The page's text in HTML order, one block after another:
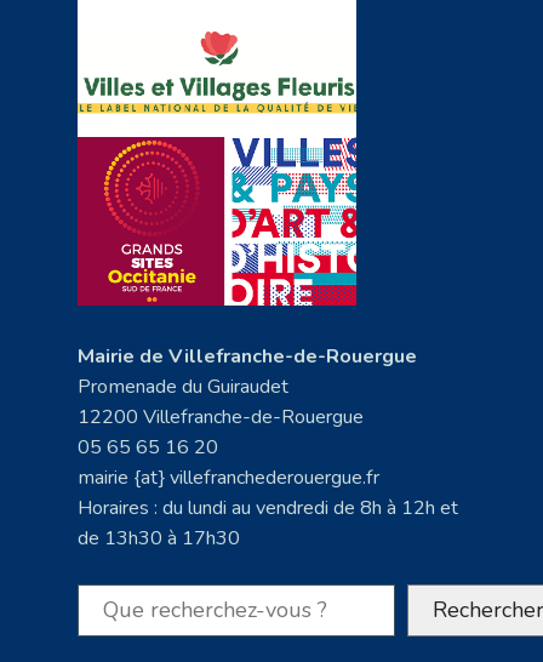
Mairie de Villefranche-de-Rouergue
Promenade du Guiraudet
12200 Villefranche-de-Rouergue
05 65 65 16 20
mairie {at} villefranchederouergue.fr
Horaires : du lundi au vendredi de 8h à 12h et
de 13h30 à 17h30
Rechercher Rechercher